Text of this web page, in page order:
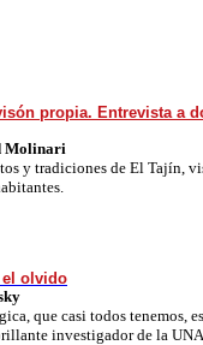
propia. Entrevista a
Molinari
y tradiciones de El Tajín,
el olvido
que casi todos tenemos,
investigador de la